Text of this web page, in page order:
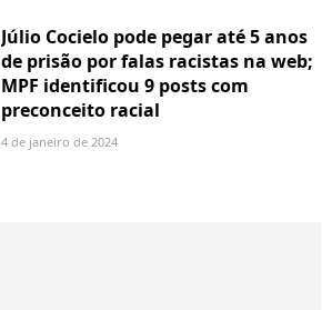
Júlio Cocielo pode pegar até 5 anos
de prisão por falas racistas na web;
MPF identificou 9 posts com
preconceito racial
4 de janeiro de 2024